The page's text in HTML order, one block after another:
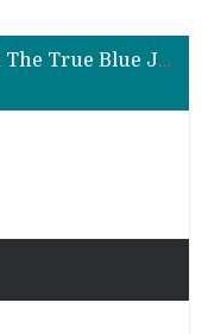
Bukan Sekadar Sporty, Ini Alasan Suzuki Fronx SGX Hybrid Kuro Layak Dilirik
Bukan Sekadar Sporty, Ini Alasan Suzuki Fronx SGX Hybrid Kuro Layak Dilirik